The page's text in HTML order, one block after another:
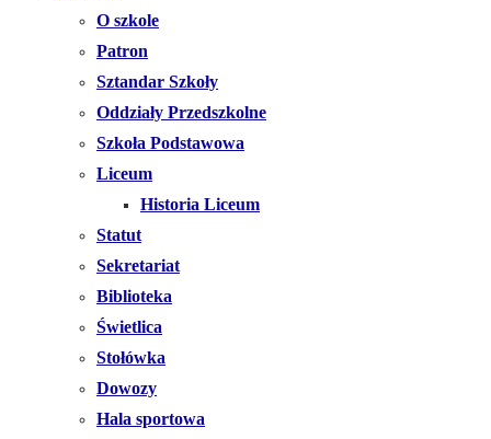
O szkole
Patron
Sztandar Szkoły
Oddziały Przedszkolne
Szkoła Podstawowa
Liceum
Historia Liceum
Statut
Sekretariat
Biblioteka
Świetlica
Stołówka
Dowozy
Hala sportowa